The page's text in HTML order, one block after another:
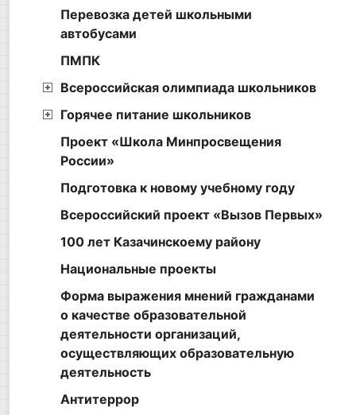
Перевозка детей школьными
автобусами
ПМПК
Всероссийская олимпиада школьников
Горячее питание школьников
Проект «Школа Минпросвещения
России»
Подготовка к новому учебному году
Всероссийский проект «Вызов Первых»
100 лет Казачинскоему району
Национальные проекты
Форма выражения мнений гражданами
о качестве образовательной
деятельности организаций,
осуществляющих образовательную
деятельность
Антитеррор